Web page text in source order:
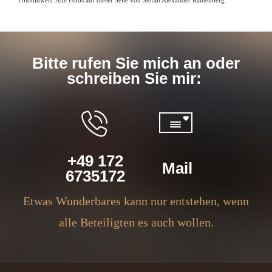
Bitte rufen Sie mich an oder
schreiben Sie mir:
+49 172
6735172
Mail
Etwas Wunderbares kann nur entstehen, wenn
alle Beteiligten es auch wollen.